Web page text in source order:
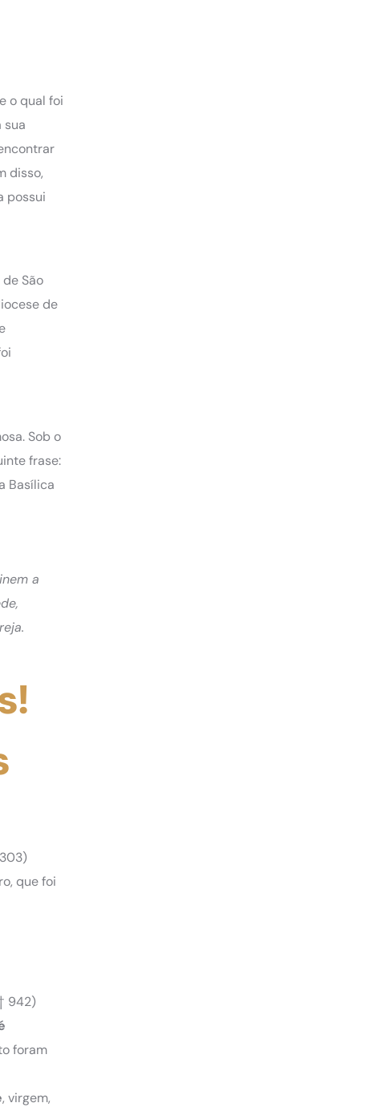
o qual foi
sua
disso,
possui
São
de
Sob o
frase:
Basílica
a
que foi
942)
foram
, virgem,